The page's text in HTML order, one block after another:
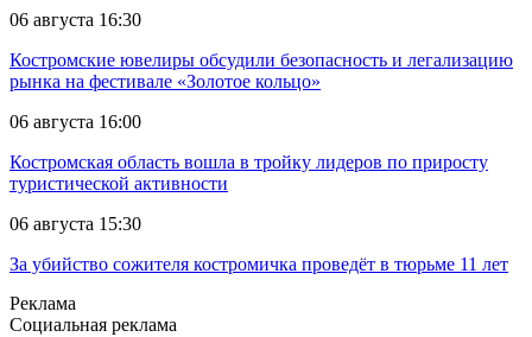
06 августа 16:30
Костромские ювелиры обсудили безопасность и легализацию
рынка на фестивале «Золотое кольцо»
06 августа 16:00
Костромская область вошла в тройку лидеров по приросту
туристической активности
06 августа 15:30
За убийство сожителя костромичка проведёт в тюрьме 11 лет
Реклама
Социальная реклама